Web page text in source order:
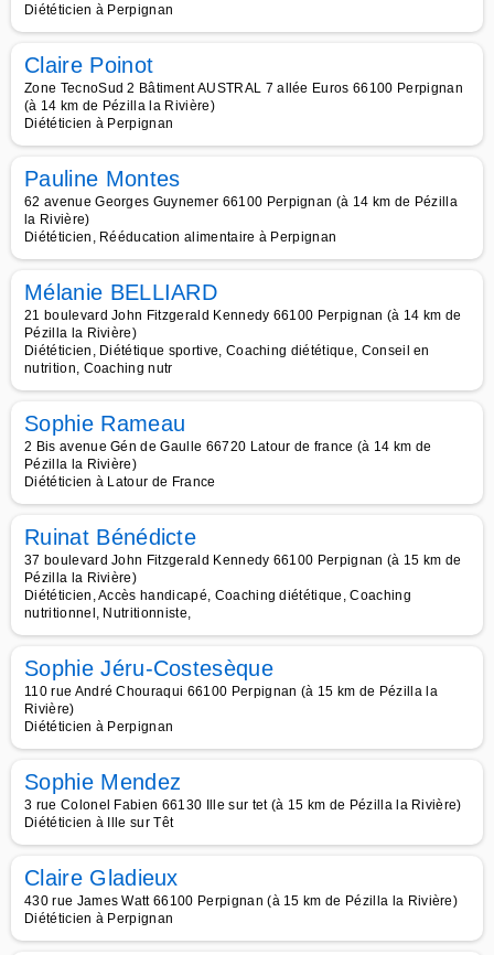
Diététicien à Perpignan
Claire Poinot
Zone TecnoSud 2 Bâtiment AUSTRAL 7 allée Euros 66100 Perpignan
(à 14 km de Pézilla la Rivière)
Diététicien à Perpignan
Pauline Montes
62 avenue Georges Guynemer 66100 Perpignan (à 14 km de Pézilla
la Rivière)
Diététicien, Rééducation alimentaire à Perpignan
Mélanie BELLIARD
21 boulevard John Fitzgerald Kennedy 66100 Perpignan (à 14 km de
Pézilla la Rivière)
Diététicien, Diététique sportive, Coaching diététique, Conseil en
nutrition, Coaching nutr
Sophie Rameau
2 Bis avenue Gén de Gaulle 66720 Latour de france (à 14 km de
Pézilla la Rivière)
Diététicien à Latour de France
Ruinat Bénédicte
37 boulevard John Fitzgerald Kennedy 66100 Perpignan (à 15 km de
Pézilla la Rivière)
Diététicien, Accès handicapé, Coaching diététique, Coaching
nutritionnel, Nutritionniste,
Sophie Jéru-Costesèque
110 rue André Chouraqui 66100 Perpignan (à 15 km de Pézilla la
Rivière)
Diététicien à Perpignan
Sophie Mendez
3 rue Colonel Fabien 66130 Ille sur tet (à 15 km de Pézilla la Rivière)
Diététicien à Ille sur Têt
Claire Gladieux
430 rue James Watt 66100 Perpignan (à 15 km de Pézilla la Rivière)
Diététicien à Perpignan